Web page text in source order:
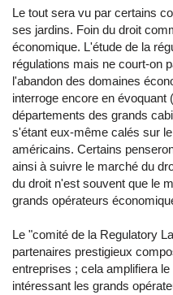
Le tout sera vu par certains
ses jardins. Foin du droit
économique. L'étude de la
régulations mais ne court-on
l'abandon des domaines
interroge encore en évoquant
départements des grands
s'étant eux-même calés sur
américains. Certains
ainsi à suivre le marché du
du droit n'est souvent que le
grands opérateurs
Le "comité de la Regulatory
partenaires prestigieux
entreprises ; cela amplifiera
intéressant les grands